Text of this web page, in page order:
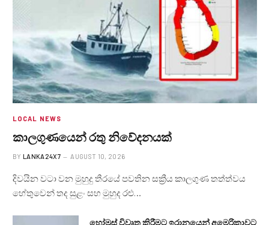
LOCAL NEWS
කාලගුණයෙන් ‍රතු නිවේදනයක්
BY LANKA24X7 AUGUST 10, 2026
දිවයින වටා වන මුහුදු තීරයේ පවතින සක්‍රීය කාලගුණ තත්ත්වය
හේතුවෙන් තද සුළං සහ මුහුද රළු…
හෝමූස් විවෘත කිරීමට ඉරානයෙන් අමෙරිකාවට